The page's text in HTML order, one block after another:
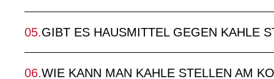
GIBT ES HAUSMITTEL GEGEN KAHLE
WIE KANN MAN KAHLE STELLEN AM